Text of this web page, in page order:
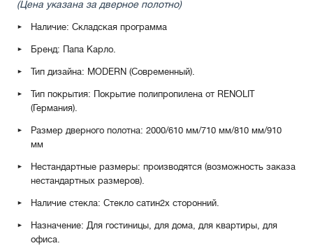
(Цена указана за дверное полотно)
Наличие: Складская программа
Бренд: Папа Карло.
Тип дизайна: MODERN (Современный).
Тип покрытия: Покрытие полипропилена от RENOLIT
(Германия).
Размер дверного полотна: 2000/610 мм/710 мм/810 мм/910
мм
Нестандартные размеры: производятся (возможность заказа
нестандартных размеров).
Наличие стекла: Стекло сатин2х сторонний.
Назначение: Для гостиницы, для дома, для квартиры, для
офиса.